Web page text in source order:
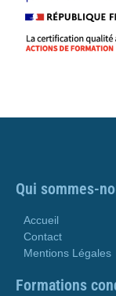
Qui sommes-
Accueil
Contact
Mentions Légales
Formations